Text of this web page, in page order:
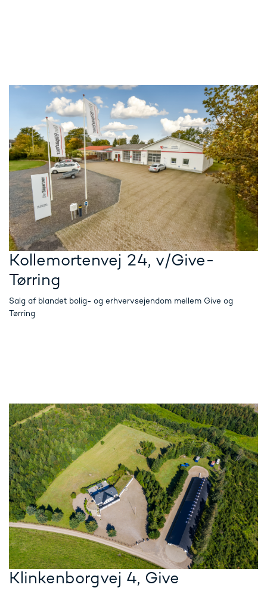
Kollemortenvej 24, v/Give-
Tørring
Salg af blandet bolig- og erhvervsejendom mellem Give og
Tørring
Klinkenborgvej 4, Give